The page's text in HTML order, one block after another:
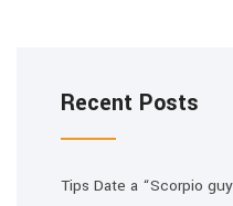
Recent Posts
Tips Date a “Scorpio